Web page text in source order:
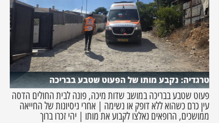
טרגדיה: נקבע מותו של הפעוט שטבע בבריכה
פעוט שטבע בבריכה במושב שדות מיכה, פונה לבית החולים הדסה
עין כרם כשהוא ללא דופק או נשימה | אחרי ניסיונות של החייאה
ממושכים, הרופאים נאלצו לקבוע את מותו | יהי זכרו ברוך